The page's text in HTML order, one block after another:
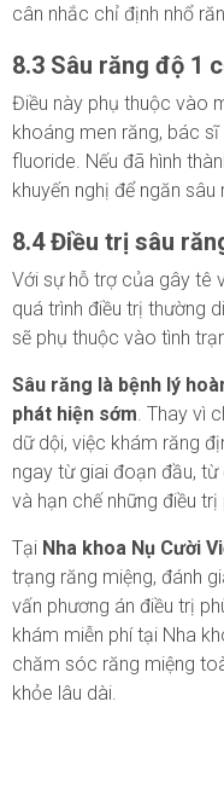
cân nhắc chỉ định nhổ
8.3 Sâu răng độ 1
Điều này phụ thuộc vào
khoáng men răng, bác
fluoride. Nếu đã hình
khuyến nghị để ngăn sâu
8.4 Điều trị sâu
Với sự hỗ trợ của gây tê
quá trình điều trị thường
sẽ phụ thuộc vào tình
Sâu răng là bệnh lý
phát hiện sớm. Thay vì
dữ dội, việc khám răng
ngay từ giai đoạn đầu,
và hạn chế những điều
Tại Nha khoa Nụ Cười
trạng răng miệng, đánh
vấn phương án điều trị
khám miễn phí tại Nha
chăm sóc răng miệng
khỏe lâu dài.